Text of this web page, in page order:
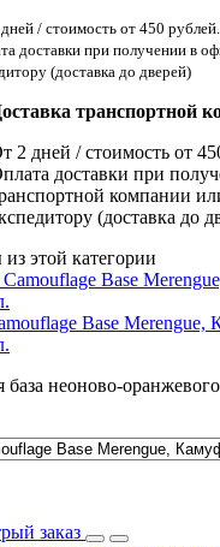
/ стоимость от 450 рублей.
доставки при получении в
(доставка до дверей)
транспортной
2 дней / стоимость от
доставки при
компании
(доставка до
этой категории
Base
неоново-оранжевого
заказ